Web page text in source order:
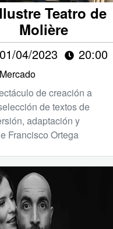
Teatro de
Molière
04/2023 20:00
de creación a
de textos de
adaptación y
Francisco Ortega